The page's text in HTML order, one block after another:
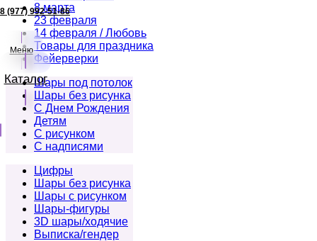
8 (977) 992-51-86
Меню
Каталог
8 марта
23 февраля
14 февраля / Любовь
Товары для праздника
Фейерверки
Шары под потолок
Шары без рисунка
С Днем Рождения
Детям
С рисунком
С надписями
Цифры
Шары без рисунка
Шары с рисунком
Шары-фигуры
3D шары/ходячие
Выписка/гендер